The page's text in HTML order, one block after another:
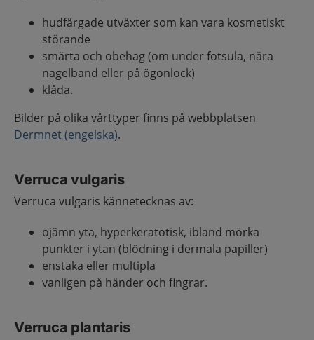
hudfärgade utväxter som kan vara kosmetiskt
störande
smärta och obehag (om under fotsula, nära
nagelband eller på ögonlock)
klåda.
Bilder på olika vårttyper finns på webbplatsen
Dermnet (engelska).
Verruca vulgaris
Verruca vulgaris kännetecknas av:
ojämn yta, hyperkeratotisk, ibland mörka
punkter i ytan (blödning i dermala papiller)
enstaka eller multipla
vanligen på händer och fingrar.
Verruca plantaris